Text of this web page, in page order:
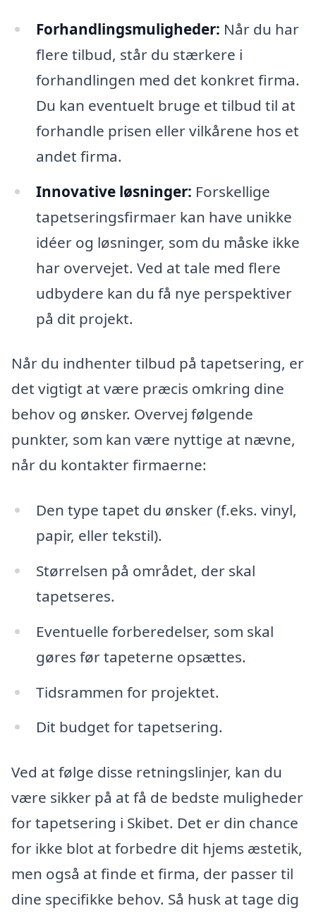
Forhandlingsmuligheder: Når du har
flere tilbud, står du stærkere i
forhandlingen med det konkret firma.
Du kan eventuelt bruge et tilbud til at
forhandle prisen eller vilkårene hos et
andet firma.
Innovative løsninger: Forskellige
tapetseringsfirmaer kan have unikke
idéer og løsninger, som du måske ikke
har overvejet. Ved at tale med flere
udbydere kan du få nye perspektiver
på dit projekt.
Når du indhenter tilbud på tapetsering, er
det vigtigt at være præcis omkring dine
behov og ønsker. Overvej følgende
punkter, som kan være nyttige at nævne,
når du kontakter firmaerne:
Den type tapet du ønsker (f.eks. vinyl,
papir, eller tekstil).
Størrelsen på området, der skal
tapetseres.
Eventuelle forberedelser, som skal
gøres før tapeterne opsættes.
Tidsrammen for projektet.
Dit budget for tapetsering.
Ved at følge disse retningslinjer, kan du
være sikker på at få de bedste muligheder
for tapetsering i Skibet. Det er din chance
for ikke blot at forbedre dit hjems æstetik,
men også at finde et firma, der passer til
dine specifikke behov. Så husk at tage dig